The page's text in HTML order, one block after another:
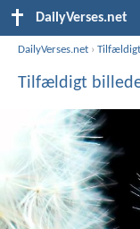
DailyVerses.net
DailyVerses.net ›
Tilfældigt